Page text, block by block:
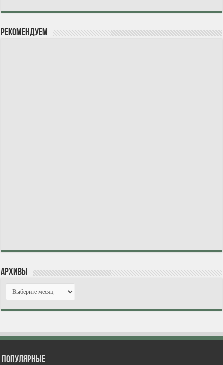
Рекомендуем
Архивы
Популярные